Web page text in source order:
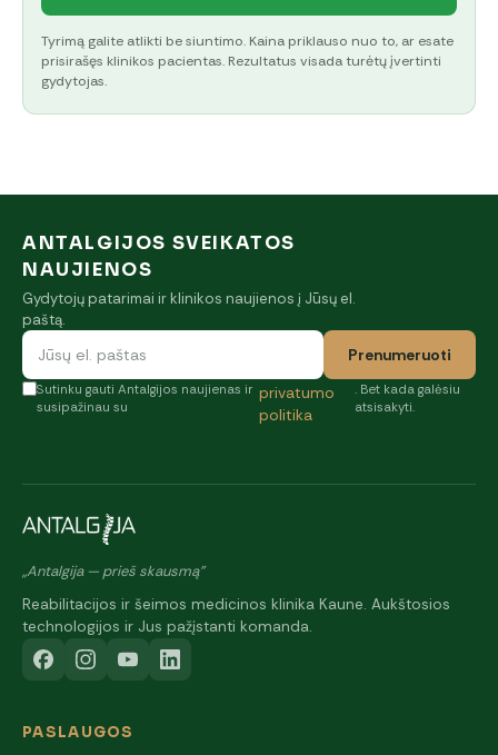
Tyrimą galite atlikti be siuntimo. Kaina priklauso nuo to, ar esate
prisirašęs klinikos pacientas. Rezultatus visada turėtų įvertinti
gydytojas.
ANTALGIJOS SVEIKATOS
NAUJIENOS
Gydytojų patarimai ir klinikos naujienos į Jūsų el.
paštą.
Prenumeruoti
Sutinku gauti Antalgijos naujienas ir
susipažinau su
privatumo
politika
. Bet kada galėsiu
atsisakyti.
„Antalgija — prieš skausmą"
Reabilitacijos ir šeimos medicinos klinika Kaune. Aukštosios
technologijos ir Jus pažįstanti komanda.
PASLAUGOS